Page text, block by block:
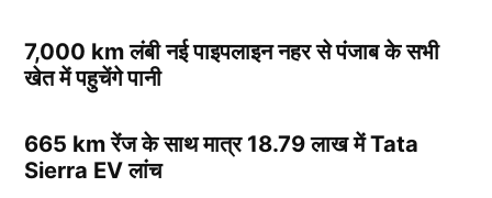
7,000 km लंबी नई पाइपलाइन नहर से पंजाब के सभी
खेत में पहुचेंगे पानी
665 km रेंज के साथ मात्र 18.79 लाख में Tata
Sierra EV लांच